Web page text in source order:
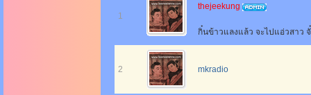
1
thejeekung
กิ๋นข้าวแลงแล้ว จะไปแอ่วสาว
2 mkradio